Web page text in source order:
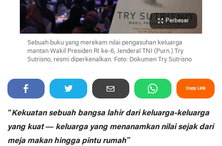
Perbesar
Sebuah buku yang merekam nilai pengasuhan keluarga
mantan Wakil Presiden RI ke-6, Jenderal TNI (Purn.) Try
Sutrisno, resmi diperkenalkan. Foto: Dokumen Try Sutrisno
Copy Link
“Kekuatan sebuah bangsa lahir dari keluarga-keluarga
yang kuat — keluarga yang menanamkan nilai sejak dari
meja makan hingga pintu rumah”